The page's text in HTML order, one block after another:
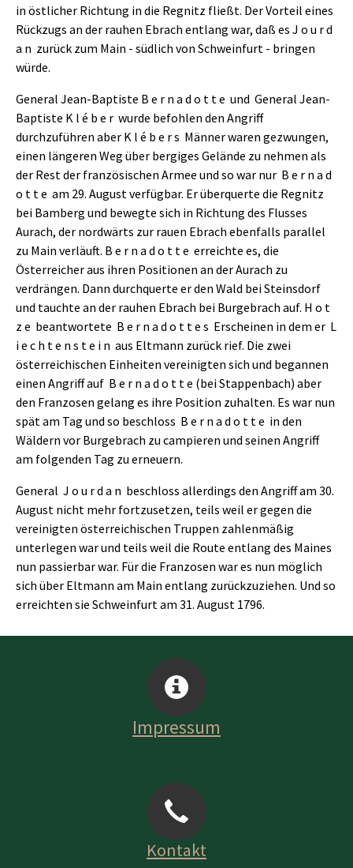
in östlicher Richtung in die Regnitz fließt. Der Vorteil eines
Rückzugs an der rauhen Ebrach entlang war, daß es J o u r d
a n zurück zum Main - südlich von Schweinfurt - bringen
würde.
General Jean-Baptiste B e r n a d o t t e und General Jean-
Baptiste K l é b e r wurde befohlen den Angriff
durchzuführen aber K l é b e r s Männer waren gezwungen,
einen längeren Weg über bergiges Gelände zu nehmen als
der Rest der französischen Armee und so war nur B e r n a d
o t t e am 29. August verfügbar. Er überquerte die Regnitz
bei Bamberg und bewegte sich in Richtung des Flusses
Aurach, der nordwärts zur rauen Ebrach ebenfalls parallel
zu Main verläuft. B e r n a d o t t e erreichte es, die
Österreicher aus ihren Positionen an der Aurach zu
verdrängen. Dann durchquerte er den Wald bei Steinsdorf
und tauchte an der rauhen Ebrach bei Burgebrach auf. H o t
z e beantwortete B e r n a d o t t e s Erscheinen in dem er L
i e c h t e n s t e i n aus Eltmann zurück rief. Die zwei
österreichischen Einheiten vereinigten sich und begannen
einen Angriff auf B e r n a d o t t e (bei Stappenbach) aber
den Franzosen gelang es ihre Position zuhalten. Es war nun
spät am Tag und so beschloss B e r n a d o t t e in den
Wäldern vor Burgebrach zu campieren und seinen Angriff
am folgenden Tag zu erneuern.
General J o u r d a n beschloss allerdings den Angriff am 30.
August nicht mehr fortzusetzen, teils weil er gegen die
vereinigten österreichischen Truppen zahlenmäßig
unterlegen war und teils weil die Route entlang des Maines
nun passierbar war. Für die Franzosen war es nun möglich
sich über Eltmann am Main entlang zurückzuziehen. Und so
erreichten sie Schweinfurt am 31. August 1796.
Impressum
Kontakt